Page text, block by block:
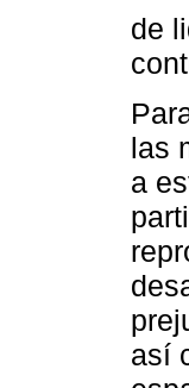
de
las
a
así